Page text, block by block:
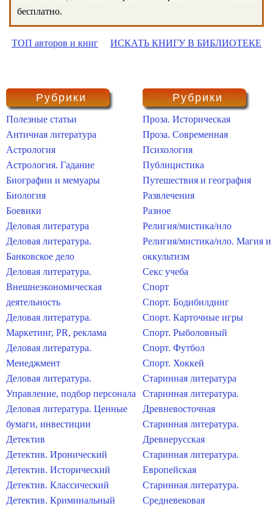
бесплатно.
ТОП авторов и книг ИСКАТЬ КНИГУ В БИБЛИОТЕКЕ
Рубрики
Полезные статьи
Античная литература
Астрология
Астрология. Гадание
Биографии и мемуары
Биология
Боевики
Деловая литература
Деловая литература.
Банковское дело
Деловая литература.
Внешнеэкономическая
деятельность
Деловая литература.
Маркетинг, PR, реклама
Деловая литература.
Менеджмент
Деловая литература.
Управление, подбор персонала
Деловая литература. Ценные
бумаги, инвестиции
Детектив
Детектив. Иронический
Детектив. Исторический
Детектив. Классический
Детектив. Криминальный
Рубрики
Проза. Историческая
Проза. Современная
Психология
Публицистика
Путешествия и география
Развлечения
Разное
Религия/мистика/нло
Религия/мистика/нло. Магия и
оккультизм
Секс учеба
Спорт
Спорт. Бодибилдинг
Спорт. Карточные игры
Спорт. Рыболовный
Спорт. Футбол
Спорт. Хоккей
Старинная литература
Старинная литература.
Древневосточная
Старинная литература.
Древнерусская
Старинная литература.
Европейская
Старинная литература.
Средневековая